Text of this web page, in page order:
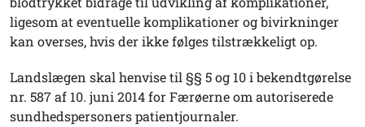
ligesom at eventuelle komplikationer og bivirkninger
kan overses, hvis der ikke følges tilstrækkeligt op.
Landslægen skal henvise til §§ 5 og 10 i bekendtgørelse
nr. 587 af 10. juni 2014 for Færøerne om autoriserede
sundhedspersoners patientjournaler.